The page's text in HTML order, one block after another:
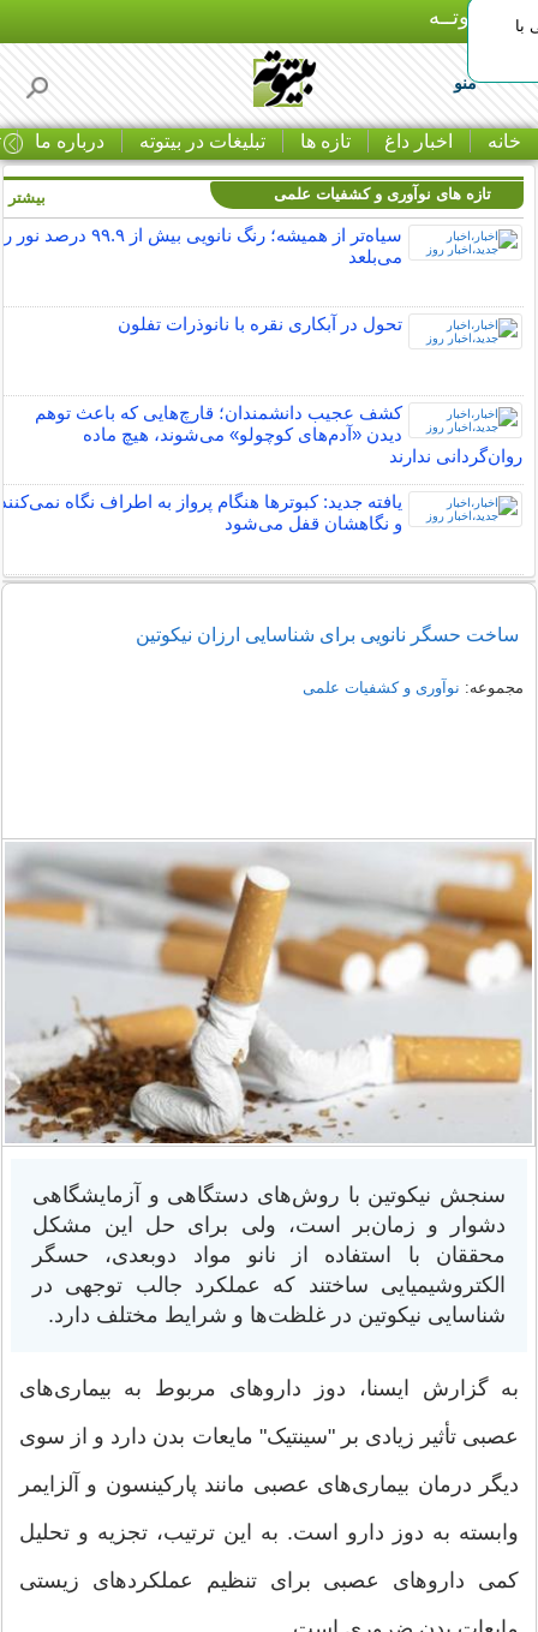
بـیتوتــه
منو
خانه اخبار داغ تازه ها تبلیغات در بیتوته درباره ما
با
تازه های نوآوری و کشفیات علمی
سیاه‌تر از همیشه؛ رنگ نانویی بیش از ۹۹.۹ درصد نور
می‌بلعد
تحول در آبکاری نقره با نانوذرات تفلون
کشف عجیب دانشمندان؛ قارچ‌هایی که باعث توهم
دیدن «آدم‌های کوچولو» می‌شوند، هیچ ماده
روان‌گردانی ندارند
یافته جدید:‌ کبوترها هنگام پرواز به اطراف نگاه
و نگاهشان قفل می‌شود
بیشتر
ساخت حسگر نانویی برای شناسایی ارزان نیکوتین
مجموعه: نوآوری و کشفیات علمی
سنجش نیکوتین با روش‌های دستگاهی و آزمایشگاهی
دشوار و زمان‌بر است، ولی برای حل این مشکل
محققان با استفاده از نانو مواد دوبعدی، حسگر
الکتروشیمیایی ساختند که عملکرد جالب توجهی در
شناسایی نیکوتین در غلظت‌ها و شرایط مختلف دارد.
به گزارش ایسنا، دوز داروهای مربوط به بیماری‌های
عصبی تأثیر زیادی بر "سینتیک" مایعات بدن دارد و از سوی
دیگر درمان بیماری‌های عصبی مانند پارکینسون و آلزایمر
وابسته به دوز دارو است. به این ترتیب، تجزیه و تحلیل
کمی داروهای عصبی برای تنظیم عملکردهای زیستی